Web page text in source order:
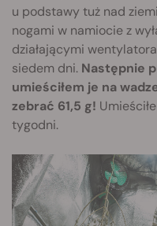
u podstawy tuż nad
nogami w namiocie z
działającymi
siedem dni. Następnie
umieściłem je na
zebrać 61,5 g!
tygodni.